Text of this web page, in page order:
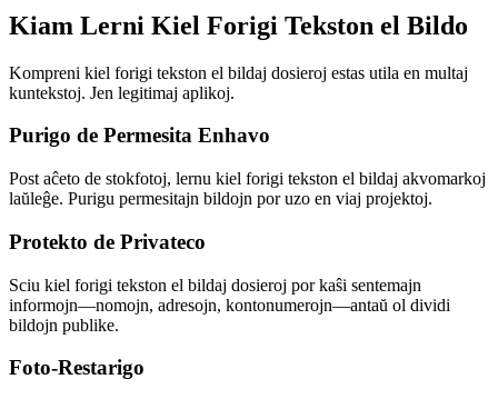
Kiam Lerni Kiel Forigi Tekston el Bildo
Kompreni kiel forigi tekston el bildaj dosieroj estas utila en multaj
kuntekstoj. Jen legitimaj aplikoj.
Purigo de Permesita Enhavo
Post aĉeto de stokfotoj, lernu kiel forigi tekston el bildaj akvomarkoj
laŭleĝe. Purigu permesitajn bildojn por uzo en viaj projektoj.
Protekto de Privateco
Sciu kiel forigi tekston el bildaj dosieroj por kaŝi sentemajn
informojn—nomojn, adresojn, kontonumerojn—antaŭ ol dividi
bildojn publike.
Foto-Restarigo